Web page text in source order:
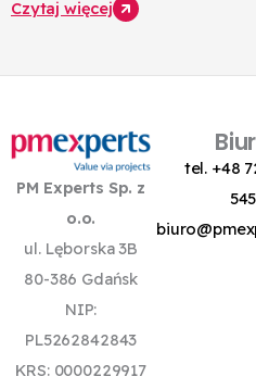
Czytaj więcej
PM Experts Sp. z
o.o.
ul. Lęborska 3B
80-386 Gdańsk
NIP:
PL5262842843
KRS: 0000229917
tel. +48
545